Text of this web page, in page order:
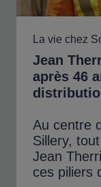
La vie chez
Jean
après 46
Au centre
Sillery,
Jean
ces piliers